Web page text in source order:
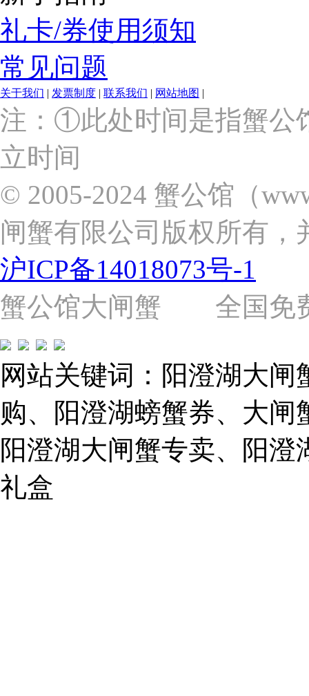
礼卡/券使用须知
常见问题
关于我们 | 发票制度 | 联系我们 | 网站地图 |
上
海
市
浦
东
区
杨
路
号
（靠
近
苗
圃
路）
Tel:
021-
62243579
E-
mail:
859749344@qq.com
1019225591
注：①此处时间是指蟹公
立时间
© 2005-2024 蟹公馆（
闸蟹有限公司版权所有，
沪ICP备14018073号-1
蟹公馆大闸蟹 全国免费
网站关键词：阳澄湖大
购、阳澄湖螃蟹券、大
阳澄湖大闸蟹专卖、阳
礼盒